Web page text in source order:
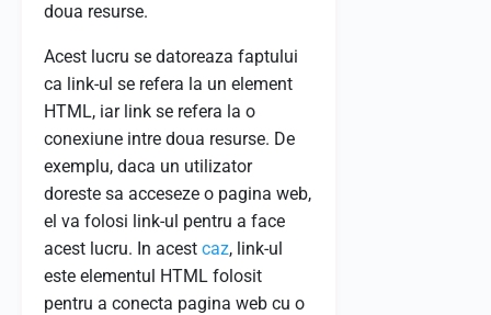
doua resurse.
Acest lucru se datoreaza faptului
ca link-ul se refera la un element
HTML, iar link se refera la o
conexiune intre doua resurse. De
exemplu, daca un utilizator
doreste sa acceseze o pagina web,
el va folosi link-ul pentru a face
acest lucru. In acest caz, link-ul
este elementul HTML folosit
pentru a conecta pagina web cu o